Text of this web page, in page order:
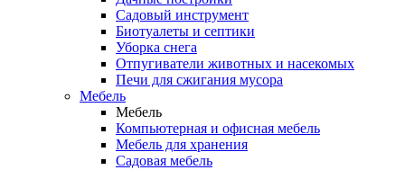
Садовый инструмент
Биотуалеты и септики
Уборка снега
Отпугиватели животных и насекомых
Печи для сжигания мусора
Мебель
Мебель
Компьютерная и офисная мебель
Мебель для хранения
Садовая мебель